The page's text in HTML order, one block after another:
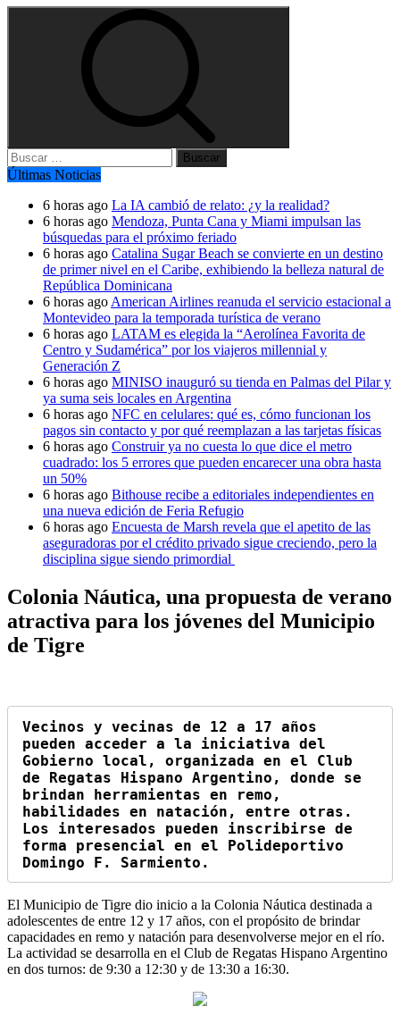
Buscar:
Últimas Noticias
6 horas ago La IA cambió de relato: ¿y la realidad?
6 horas ago Mendoza, Punta Cana y Miami impulsan las
búsquedas para el próximo feriado
6 horas ago Catalina Sugar Beach se convierte en un destino
de primer nivel en el Caribe, exhibiendo la belleza natural de
República Dominicana
6 horas ago American Airlines reanuda el servicio estacional a
Montevideo para la temporada turística de verano
6 horas ago LATAM es elegida la “Aerolínea Favorita de
Centro y Sudamérica” por los viajeros millennial y
Generación Z
6 horas ago MINISO inauguró su tienda en Palmas del Pilar y
ya suma seis locales en Argentina
6 horas ago NFC en celulares: qué es, cómo funcionan los
pagos sin contacto y por qué reemplazan a las tarjetas físicas
6 horas ago Construir ya no cuesta lo que dice el metro
cuadrado: los 5 errores que pueden encarecer una obra hasta
un 50%
6 horas ago Bithouse recibe a editoriales independientes en
una nueva edición de Feria Refugio
6 horas ago Encuesta de Marsh revela que el apetito de las
aseguradoras por el crédito privado sigue creciendo, pero la
disciplina sigue siendo primordial
Colonia Náutica, una propuesta de verano
atractiva para los jóvenes del Municipio
de Tigre
Vecinos y vecinas de 12 a 17 años
pueden acceder a la iniciativa del
Gobierno local, organizada en el Club
de Regatas Hispano Argentino, donde se
brindan herramientas en remo,
habilidades en natación, entre otras.
Los interesados pueden inscribirse de
forma presencial en el Polideportivo
Domingo F. Sarmiento.
El Municipio de Tigre dio inicio a la Colonia Náutica destinada a
adolescentes de entre 12 y 17 años, con el propósito de brindar
capacidades en remo y natación para desenvolverse mejor en el río.
La actividad se desarrolla en el Club de Regatas Hispano Argentino
en dos turnos: de 9:30 a 12:30 y de 13:30 a 16:30.